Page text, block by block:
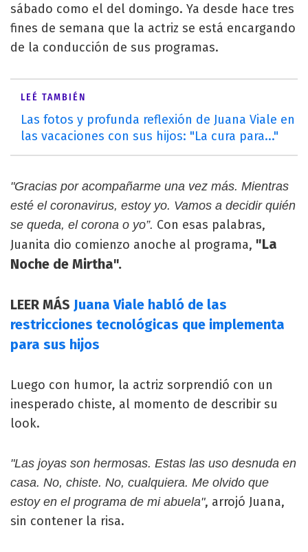
sábado como el del domingo. Ya desde hace tres
fines de semana que la actriz se está encargando
de la conducción de sus programas.
LEÉ TAMBIÉN
Las fotos y profunda reflexión de Juana Viale en
las vacaciones con sus hijos: "La cura para..."
"Gracias por acompañarme una vez más. Mientras
esté el coronavirus, estoy yo. Vamos a decidir quién
se queda, el corona o yo”. Con esas palabras,
Juanita dio comienzo anoche al programa, "La
Noche de Mirtha".
LEER MÁS Juana Viale habló de las
restricciones tecnológicas que implementa
para sus hijos
Luego con humor, la actriz sorprendió con un
inesperado chiste, al momento de describir su
look.
"Las joyas son hermosas. Estas las uso desnuda en
casa. No, chiste. No, cualquiera. Me olvido que
estoy en el programa de mi abuela", arrojó Juana,
sin contener la risa.